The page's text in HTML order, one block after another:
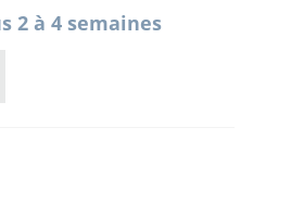
2 à 4 semaines